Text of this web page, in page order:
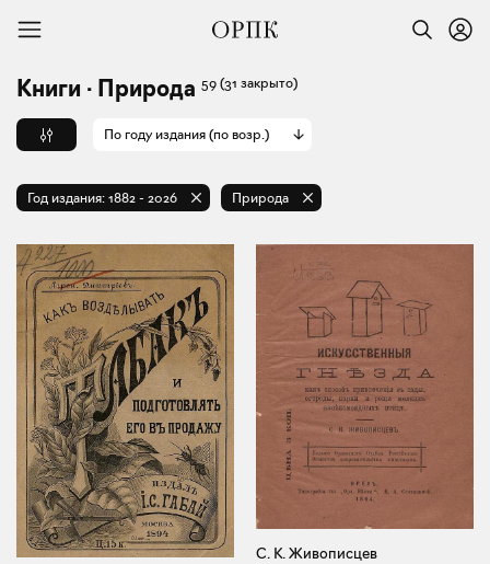
Книги · Природа 59 (31 закрыто)
По году издания (по возр.)
Год издания: 1882 - 2026 Природа
С. К. Живописцев